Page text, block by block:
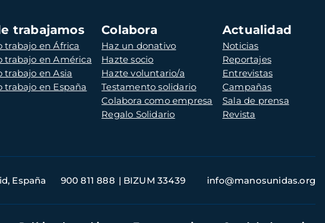
trabajamos
trabajo en África
trabajo en América
trabajo en Asia
trabajo en España
Colabora
Haz un donativo
Hazte socio
Hazte voluntario/a
Testamento solidario
Colabora como empresa
Regalo Solidario
Actualidad
Noticias
Reportajes
Entrevistas
Campañas
Sala de prensa
Revista
España 900 811 888 BIZUM 33439 info@manosunidas.org